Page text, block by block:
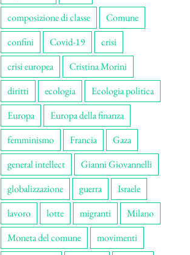
composizione di classe
Comune
confini
Covid-19
crisi
crisi europea
Cristina Morini
diritti
ecologia
Ecologia politica
Europa
Europa della finanza
femminismo
Francia
Gaza
general intellect
Gianni Giovannelli
globalizzazione
guerra
Israele
lavoro
lotte migranti
Milano
Moneta del comune
movimenti